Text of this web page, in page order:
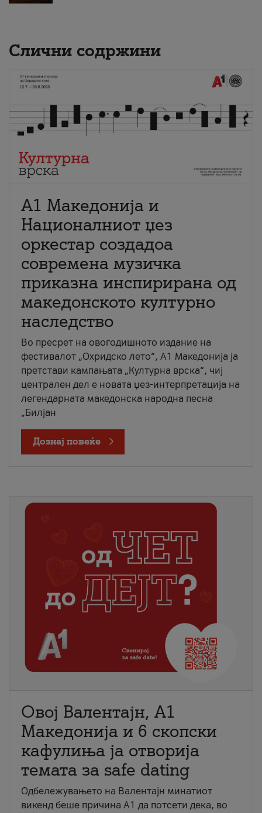
Слични содржини
А1 Македонија и
Националниот џез
оркестар создадоа
современа музичка
приказна инспирирана од
македонското културно
наследство
Во пресрет на овогодишното издание на
фестивалот „Охридско лето“, А1 Македонија ја
претстави кампањата „Културна врска“, чиј
централен дел е новата џез-интерпретација на
легендарната македонска народна песна
„Билјан
Дознај повеќе
Овој Валентајн, A1
Македонија и 6 скопски
кафулиња ја отворија
темата за safe dating
Одбележувањето на Валентајн минатиот
викенд беше причина А1 да потсети дека, во